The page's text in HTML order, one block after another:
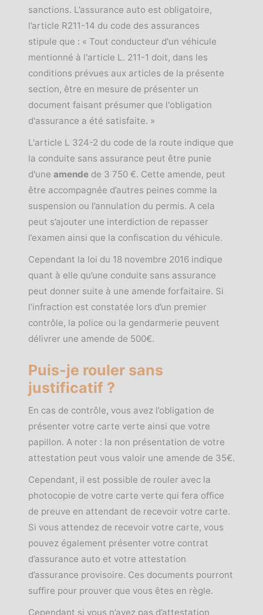
sanctions. L’assurance auto est obligatoire,
l’article R211-14 du code des assurances
stipule que : « Tout conducteur d'un véhicule
mentionné à l'article L. 211-1 doit, dans les
conditions prévues aux articles de la présente
section, être en mesure de présenter un
document faisant présumer que l'obligation
d'assurance a été satisfaite. »
L'article L 324-2 du code de la route indique que
la conduite sans assurance peut être punie
d'une amende de 3 750 €. Cette amende, peut
être accompagnée d’autres peines comme la
suspension ou l’annulation du permis. A cela
peut s’ajouter une interdiction de repasser
l’examen ainsi que la confiscation du véhicule.
Cependant la loi du 18 novembre 2016 indique
quant à elle qu’une conduite sans assurance
peut donner suite à une amende forfaitaire. Si
l’infraction est constatée lors d’un premier
contrôle, la police ou la gendarmerie peuvent
délivrer une amende de 500€.
Puis-je rouler sans
justificatif ?
En cas de contrôle, vous avez l’obligation de
présenter votre carte verte ainsi que votre
papillon. A noter : la non présentation de votre
attestation peut vous valoir une amende de 35€.
Cependant, il est possible de rouler avec la
photocopie de votre carte verte qui fera office
de preuve en attendant de recevoir votre carte.
Si vous attendez de recevoir votre carte, vous
pouvez également présenter votre contrat
d’assurance auto et votre attestation
d’assurance provisoire. Ces documents pourront
suffire pour prouver que vous êtes en règle.
Cependant si vous n’avez pas d’attestation